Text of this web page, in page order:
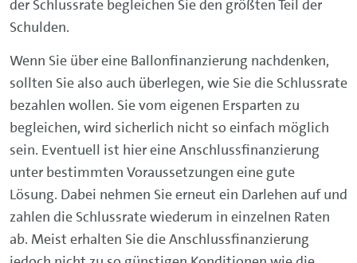
der Schlussrate begleichen Sie den größten Teil der
Schulden.
Wenn Sie über eine Ballonfinanzierung nachdenken,
sollten Sie also auch überlegen, wie Sie die Schlussrate
bezahlen wollen. Sie vom eigenen Ersparten zu
begleichen, wird sicherlich nicht so einfach möglich
sein. Eventuell ist hier eine Anschlussfinanzierung
unter bestimmten Voraussetzungen eine gute
Lösung. Dabei nehmen Sie erneut ein Darlehen auf und
zahlen die Schlussrate wiederum in einzelnen Raten
ab. Meist erhalten Sie die Anschlussfinanzierung